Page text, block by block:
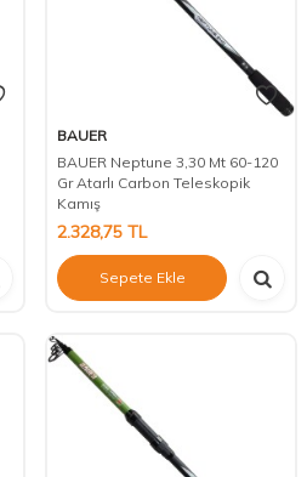
BAUER
BAUER Neptune 3,30 Mt 60-120
Gr Atarlı Carbon Teleskopik
Kamış
2.328,75 TL
Sepete Ekle